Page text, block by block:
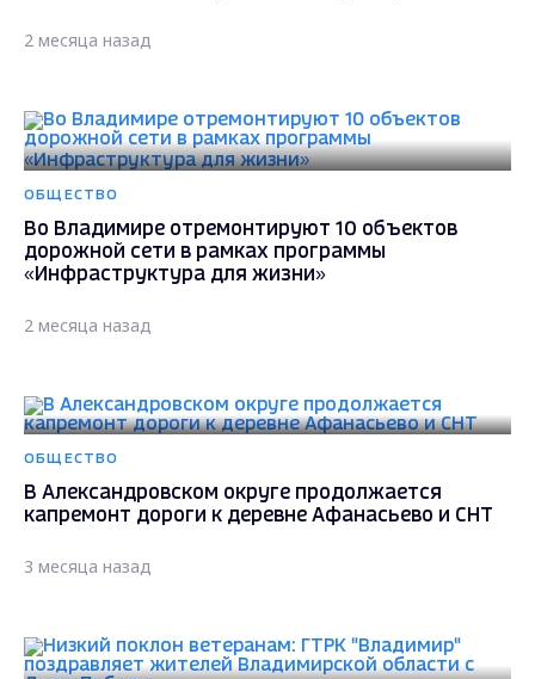
2 месяца назад
ОБЩЕСТВО
Во Владимире отремонтируют 10 объектов
дорожной сети в рамках программы
«Инфраструктура для жизни»
2 месяца назад
ОБЩЕСТВО
В Александровском округе продолжается
капремонт дороги к деревне Афанасьево и СНТ
3 месяца назад